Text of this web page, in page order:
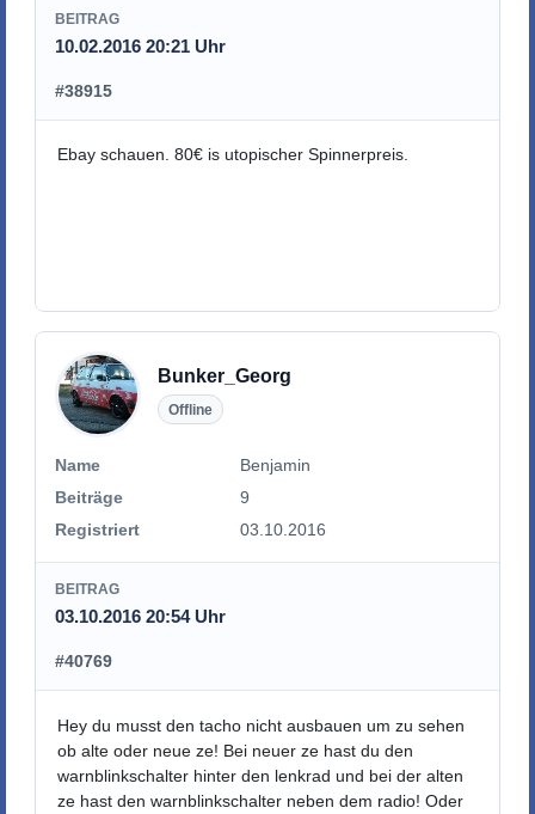
BEITRAG
10.02.2016 20:21 Uhr
#38915
Ebay schauen. 80€ is utopischer Spinnerpreis.
Bunker_Georg
Offline
Name
Benjamin
Beiträge
9
Registriert
03.10.2016
BEITRAG
03.10.2016 20:54 Uhr
#40769
Hey du musst den tacho nicht ausbauen um zu sehen
ob alte oder neue ze! Bei neuer ze hast du den
warnblinkschalter hinter den lenkrad und bei der alten
ze hast den warnblinkschalter neben dem radio! Oder